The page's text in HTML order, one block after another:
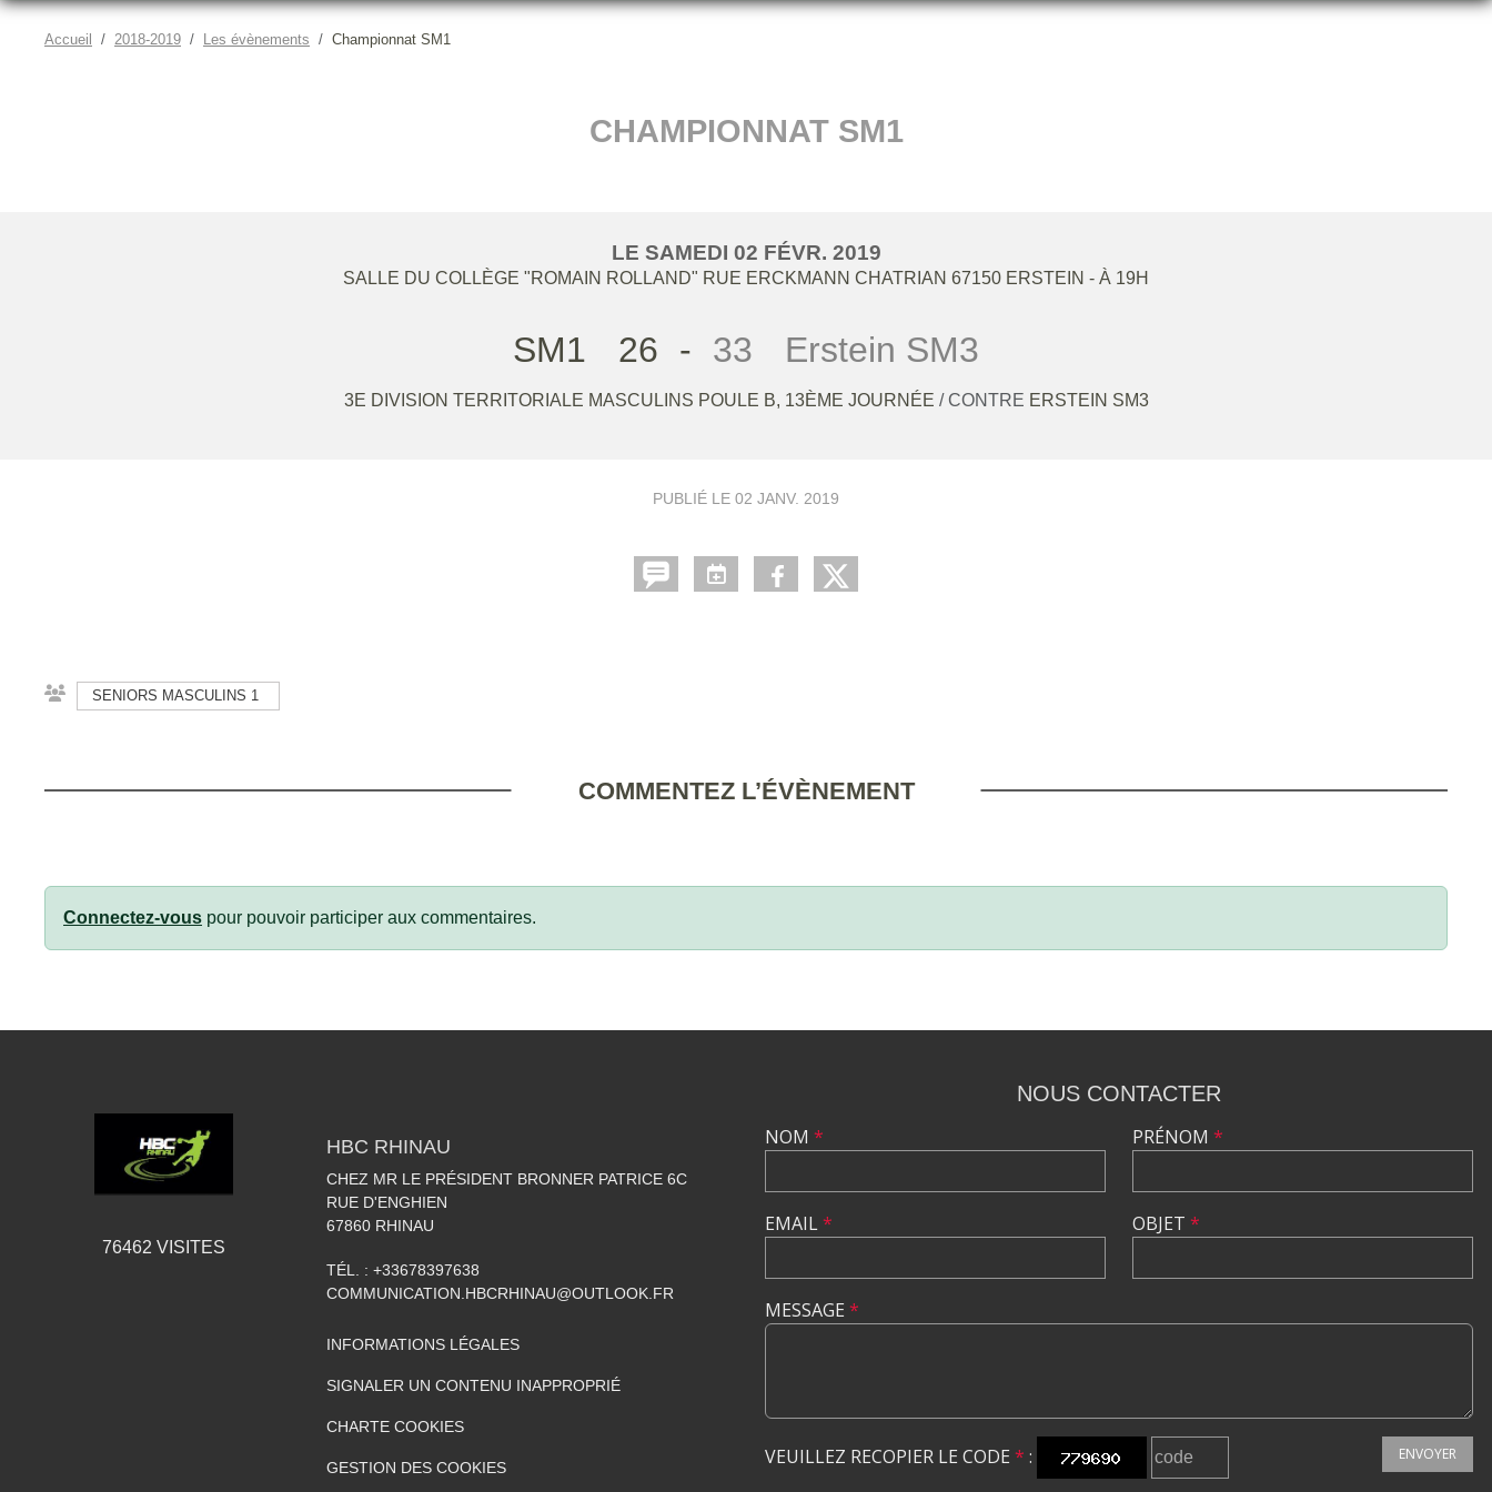
Accueil 2018-2019 Les évènements Championnat SM1
CHAMPIONNAT SM1
LE SAMEDI 02 FÉVR. 2019
SALLE DU COLLÈGE "ROMAIN ROLLAND" RUE ERCKMANN CHATRIAN 67150 ERSTEIN - À 19H
SM1 26 - 33 Erstein SM3
3E DIVISION TERRITORIALE MASCULINS POULE B, 13ÈME JOURNÉE / CONTRE ERSTEIN SM3
PUBLIÉ LE 02 JANV. 2019
SENIORS MASCULINS 1
COMMENTEZ L’ÉVÈNEMENT
Connectez-vous pour pouvoir participer aux commentaires.
76462 VISITES
HBC RHINAU
CHEZ MR LE PRÉSIDENT BRONNER PATRICE 6C
RUE D'ENGHIEN
67860 RHINAU
TÉL. : +33678397638
COMMUNICATION.HBCRHINAU@OUTLOOK.FR
INFORMATIONS LÉGALES
SIGNALER UN CONTENU INAPPROPRIÉ
CHARTE COOKIES
GESTION DES COOKIES
NOUS CONTACTER
NOM *
EMAIL*
PRÉNOM *
OBJET *
MESSAGE *
VEUILLEZ RECOPIER LE CODE * : ENVOYER